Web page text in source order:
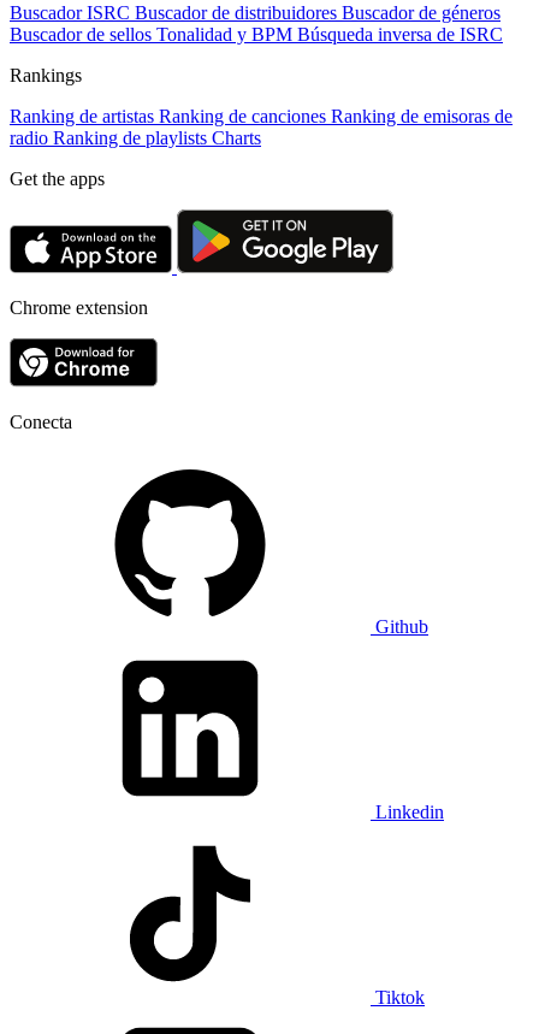
Buscador ISRC Buscador de distribuidores Buscador de géneros
Buscador de sellos Tonalidad y BPM Búsqueda inversa de ISRC
Rankings
Ranking de artistas Ranking de canciones Ranking de emisoras de
radio Ranking de playlists Charts
Get the apps
Chrome extension
Conecta
Github
Linkedin
Tiktok